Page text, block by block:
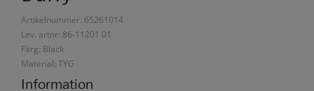
Artikelnummer: 65261014
Lev. artnr: 86-11201 01
Färg: Black
Material: TYG
Information